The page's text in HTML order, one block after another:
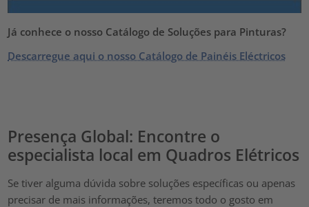
Já conhece o nosso Catálogo de Soluções para Pinturas?
Descarregue aqui o nosso Catálogo de Painéis Eléctricos
Presença Global: Encontre o
especialista local em Quadros Elétricos
Se tiver alguma dúvida sobre soluções específicas ou apenas
precisar de mais informações, teremos todo o gosto em